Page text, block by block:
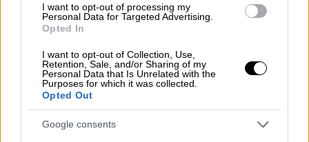
I want to opt-out of processing my
Personal Data for Targeted Advertising.
Opted In
I want to opt-out of Collection, Use,
Retention, Sale, and/or Sharing of my
Personal Data that Is Unrelated with the
Purposes for which it was collected.
Opted Out
Google consents
A post shared by Selena Gomez (@selenagomez)